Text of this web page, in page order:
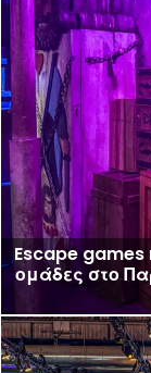
Escape games
ομάδες στο